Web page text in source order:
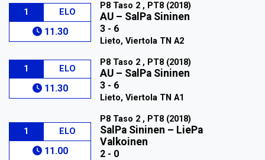
1 ELO
11.30
P8 Taso 2 , PT8 (2018)
AU – SalPa Sininen
3 - 6
Lieto, Viertola TN A2
1 ELO
11.30
P8 Taso 2 , PT8 (2018)
AU – SalPa Sininen
3 - 6
Lieto, Viertola TN A1
1 ELO
11.00
P8 Taso 2 , PT8 (2018)
SalPa Sininen – LiePa
Valkoinen
2 - 0